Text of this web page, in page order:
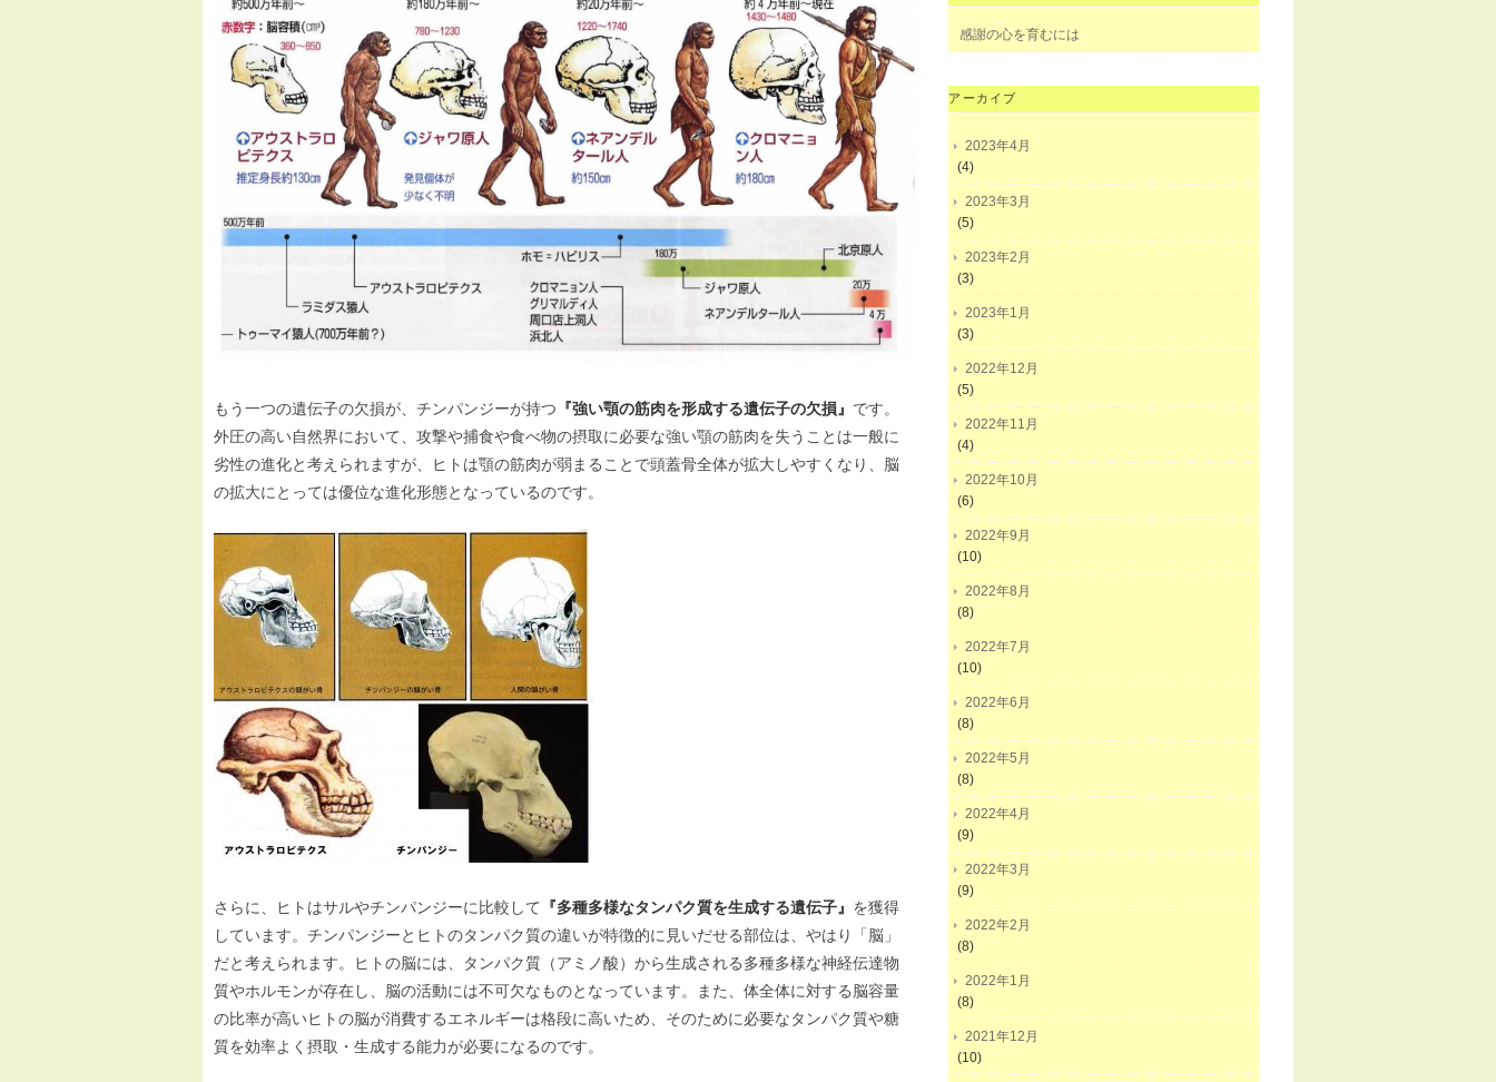
もう一つの遺伝子の欠損が、チンパンジーが持つ 『強い顎の筋肉を形成する遺伝子の欠損』 です。
外圧の高い自然界において、攻撃や捕食や食べ物の摂取に必要な強い顎の筋肉を失うことは一般に
劣性の進化と考えられますが、ヒトは顎の筋肉が弱まることで頭蓋骨全体が拡大しやすくなり、脳
の拡大にとっては優位な進化形態となっているのです。
さらに、ヒトはサルやチンパンジーに比較して 『多種多様なタンパク質を生成する遺伝子』 を獲得
しています。チンパンジーとヒトのタンパク質の違いが特徴的に見いだせる部位は、やはり「脳」
だと考えられます。ヒトの脳には、タンパク質（アミノ酸）から生成される多種多様な神経伝達物
質やホルモンが存在し、脳の活動には不可欠なものとなっています。また、体全体に対する脳容量
の比率が高いヒトの脳が消費するエネルギーは格段に高いため、そのために必要なタンパク質や糖
質を効率よく摂取・生成する能力が必要になるのです。
感謝の心を育むには
アーカイブ
2023年4月
(4)
2023年3月
(5)
2023年2月
(3)
2023年1月
(3)
2022年12月
(5)
2022年11月
(4)
2022年10月
(6)
2022年9月
(10)
2022年8月
(8)
2022年7月
(10)
2022年6月
(8)
2022年5月
(8)
2022年4月
(9)
2022年3月
(9)
2022年2月
(8)
2022年1月
(8)
2021年12月
(10)